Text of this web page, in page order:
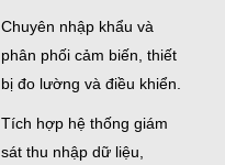
Chuyên nhập khẩu và
phân phối cảm biến, thiết
bị đo lường và điều khiển.
Tích hợp hệ thống giám
sát thu nhập dữ liệu,